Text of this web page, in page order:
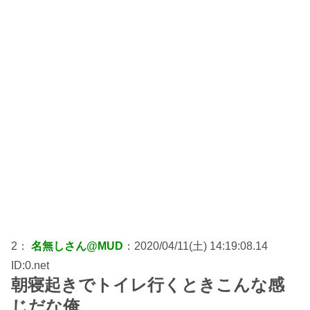
2： 名無しさん@MUD ：2020/04/11(土) 14:19:08.14
ID:0.net
朝寝起きでトイレ行くときこんな感
じだな俺